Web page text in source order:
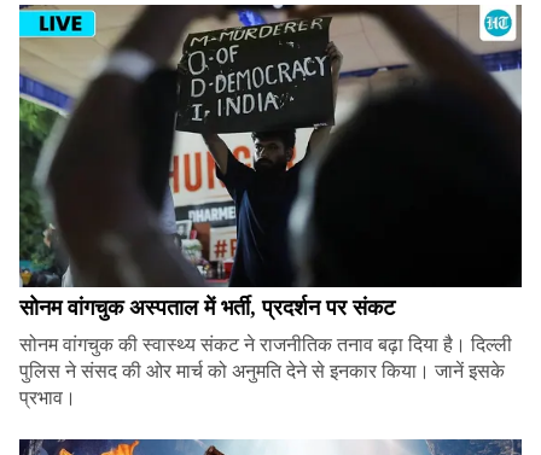
सोनम वांगचुक अस्पताल में भर्ती, प्रदर्शन पर संकट
सोनम वांगचुक की स्वास्थ्य संकट ने राजनीतिक तनाव बढ़ा दिया है। दिल्ली
पुलिस ने संसद की ओर मार्च को अनुमति देने से इनकार किया। जानें इसके
प्रभाव।